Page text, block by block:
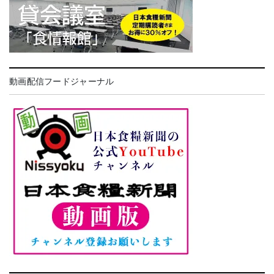
動画配信フードジャーナル